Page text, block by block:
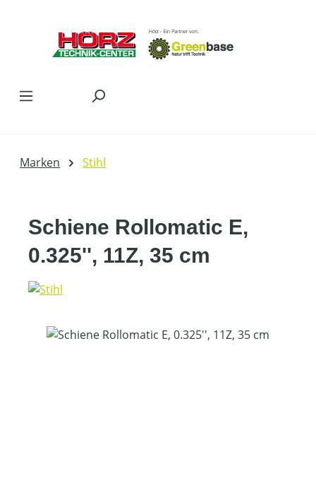
Marken Stihl
Schiene Rollomatic E,
0.325'', 11Z, 35 cm
Bildergalerie überspringen